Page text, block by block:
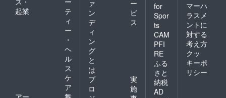
起業
テ
ィ
ー
・
ヘ
ル
ス
ケ
ア
ァ
ン
デ
ィ
ン
グ
と
は
ー
ビ
ス
プ
ロ
実
施
for
Spor
ts
CAM
PFI
RE
ふる
さと
納税
AD
マーハ
ラスメ
ントに
対する
考え方
クッ
キーポ
リシー